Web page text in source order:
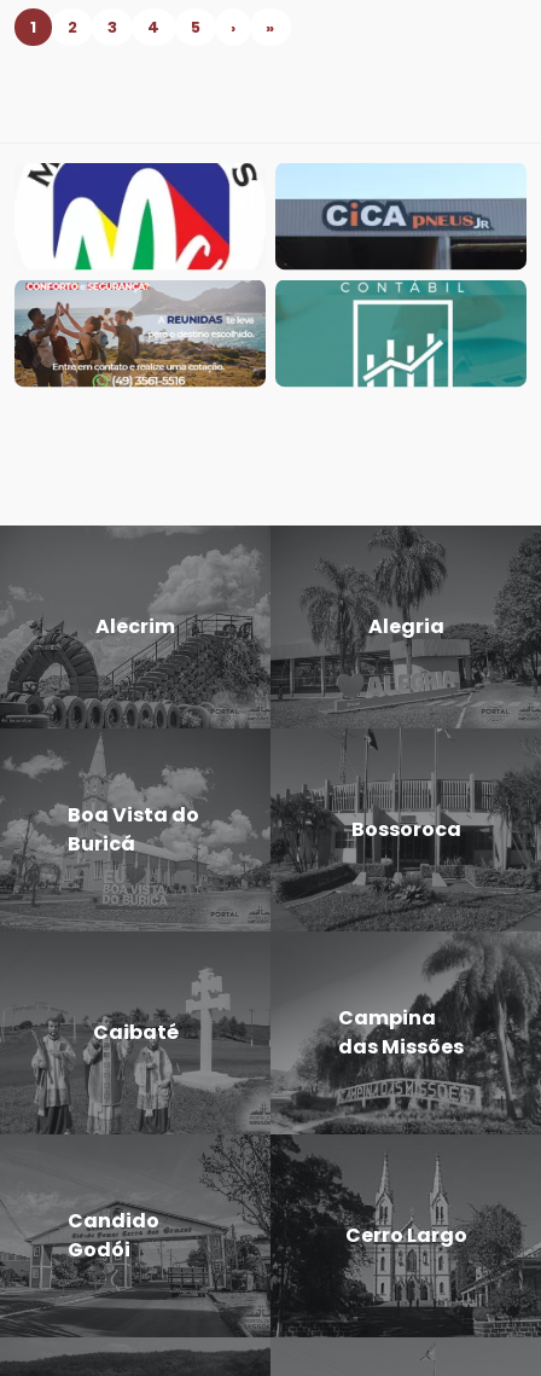
1 2 3 4 5 › »
Alecrim Alegria
Boa Vista do
Buricá
Bossoroca
Caibaté
Campina
das Missões
Candido
Godói
Cerro Largo